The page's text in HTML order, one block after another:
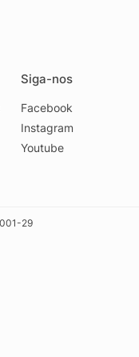
Siga-nos
Facebook
Instagram
Youtube
29